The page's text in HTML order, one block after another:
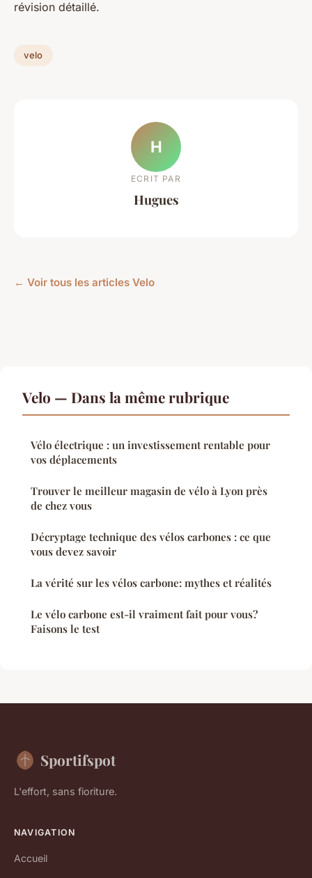
révision détaillé.
velo
H
ECRIT PAR
Hugues
← Voir tous les articles Velo
Velo — Dans la même rubrique
Vélo électrique : un investissement rentable pour
vos déplacements
Trouver le meilleur magasin de vélo à Lyon près
de chez vous
Décryptage technique des vélos carbones : ce que
vous devez savoir
La vérité sur les vélos carbone: mythes et réalités
Le vélo carbone est-il vraiment fait pour vous?
Faisons le test
Sportifspot
L'effort, sans fioriture.
NAVIGATION
Accueil